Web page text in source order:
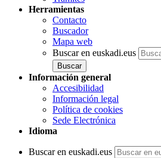
Herramientas
Contacto
Buscador
Mapa web
Buscar en euskadi.eus
Información general
Accesibilidad
Información legal
Política de cookies
Sede Electrónica
Idioma
Buscar en euskadi.eus